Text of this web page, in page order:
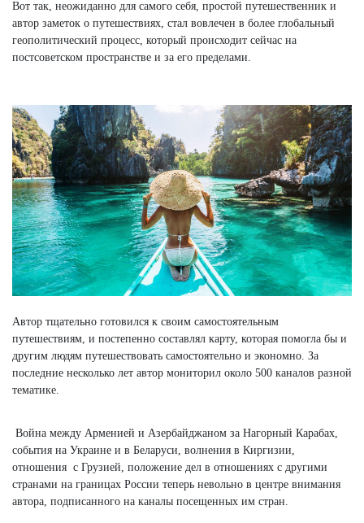
Вот так, неожиданно для самого себя, простой путешественник и
автор заметок о путешествиях, стал вовлечен в более глобальный
геополитический процесс, который происходит сейчас на
постсоветском пространстве и за его пределами.
Автор тщательно готовился к своим самостоятельным
путешествиям, и постепенно составлял карту, которая помогла бы и
другим людям путешествовать самостоятельно и экономно. За
последние несколько лет автор мониторил около 500 каналов разной
тематике.
Война между Арменией и Азербайджаном за Нагорный Карабах,
события на Украине и в Беларуси, волнения в Киргизии,
отношения с Грузией, положение дел в отношениях с другими
странами на границах России теперь невольно в центре внимания
автора, подписанного на каналы посещенных им стран.